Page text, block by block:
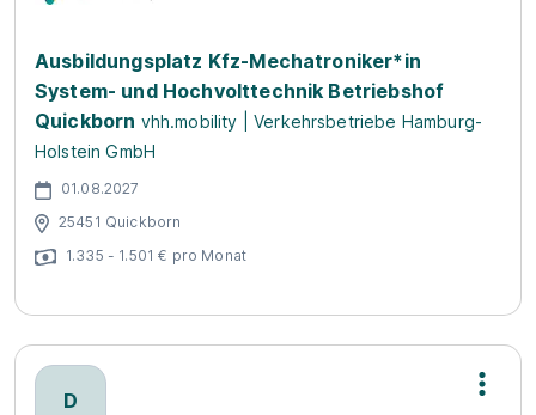
Ausbildungsplatz Kfz-Mechatroniker*in
System- und Hochvolttechnik Betriebshof
Quickborn vhh.mobility | Verkehrsbetriebe Hamburg-
Holstein GmbH
01.08.2027
25451 Quickborn
1.335 - 1.501 € pro Monat
D